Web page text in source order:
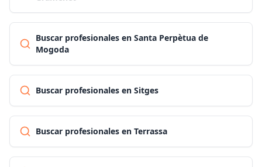
Buscar profesionales en Santa Perpètua de
Mogoda
Buscar profesionales en Sitges
Buscar profesionales en Terrassa